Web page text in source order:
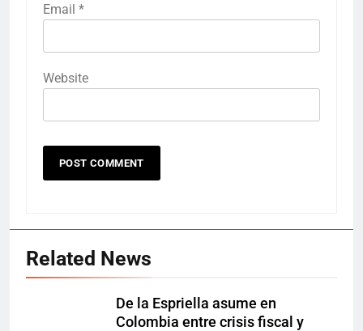
Email *
Website
Related News
De la Espriella asume en
Colombia entre crisis fiscal y